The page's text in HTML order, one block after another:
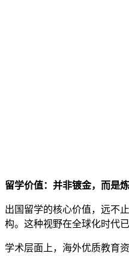
留学价值：并非镀金，而是
出国留学的核心价值，远不
构。这种视野在全球化时代
学术层面上，海外优质教育